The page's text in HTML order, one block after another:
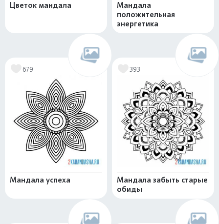
Цветок мандала
Мандала
положительная
энергетика
679
Мандала успеха
393
Мандала забыть старые
обиды